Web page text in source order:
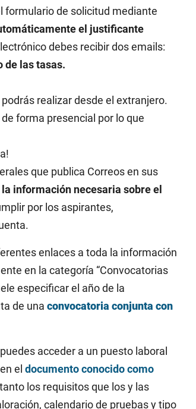
formulario de solicitud mediante
el justificante
debes recibir dos emails:
de las tasas.
realizar desde el extranjero.
forma presencial por lo que
que publica Correos en sus
información necesaria sobre el
por los aspirantes,
enlaces a toda la información
en la categoría “Convocatorias
especificar el año de la
de una convocatoria conjunta con
acceder a un puesto laboral
el documento conocido como
los requisitos que los y las
calendario de pruebas y tipo